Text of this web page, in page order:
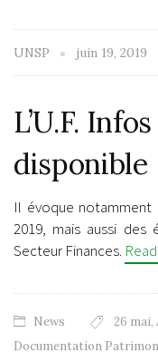
UNSP juin 19, 2019
L’U.F.
disponible
Il évoque
2019, mais aussi des
Secteur Finances.
News 26 mai,
Documentation